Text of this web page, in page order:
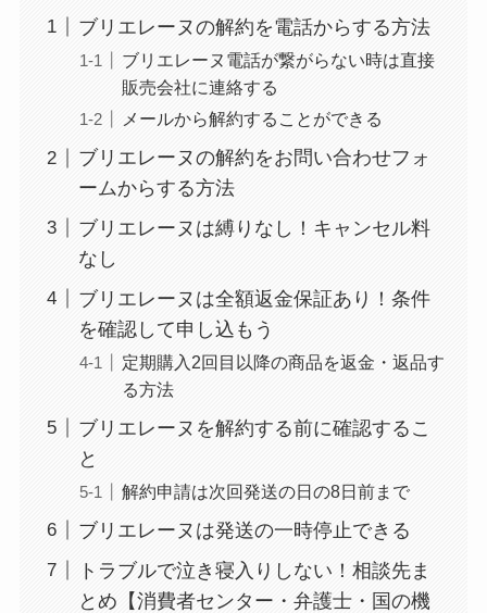
どうなる？
レミノの解約方法ま
とめ！最短手続きや
ベストタイミングを
ユンス美容液の解約
らない時の裏ワザ
なにわサプリ
Sivorune(シボルネ)
電話以外に手続きす
め！電話が繋がらな
い時の裏ワザ
ブリエレーヌの解約を電話からする方法
ブリエレーヌ電話が繋がらない時は直接
販売会社に連絡する
メールから解約することができる
ブリエレーヌの解約をお問い合わせフォ
ームからする方法
ブリエレーヌは縛りなし！キャンセル料
なし
ブリエレーヌは全額返金保証あり！条件
を確認して申し込もう
定期購入2回目以降の商品を返金・返品す
る方法
ブリエレーヌを解約する前に確認するこ
と
解約申請は次回発送の日の8日前まで
ブリエレーヌは発送の一時停止できる
トラブルで泣き寝入りしない！相談先ま
とめ【消費者センター・弁護士・国の機